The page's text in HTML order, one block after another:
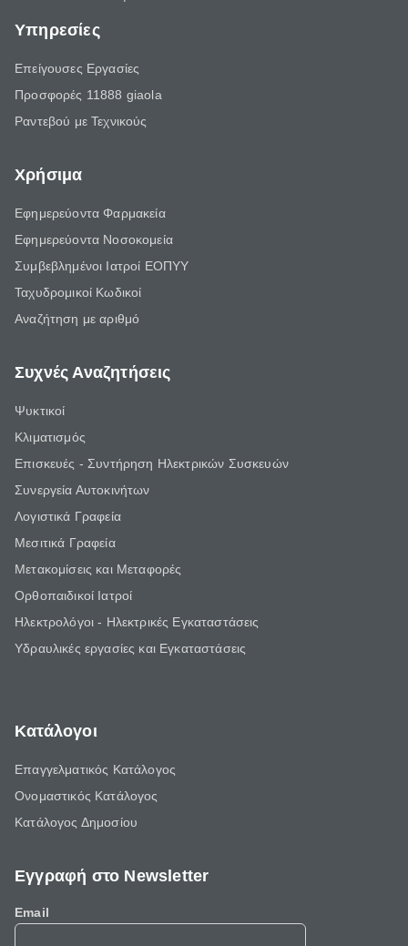
Υπηρεσίες
Επείγουσες Εργασίες
Προσφορές 11888 giaola
Ραντεβού με Τεχνικούς
Χρήσιμα
Εφημερεύοντα Φαρμακεία
Εφημερεύοντα Νοσοκομεία
Συμβεβλημένοι Ιατροί ΕΟΠΥΥ
Ταχυδρομικοί Κωδικοί
Αναζήτηση με αριθμό
Συχνές Αναζητήσεις
Ψυκτικοί
Κλιματισμός
Επισκευές - Συντήρηση Ηλεκτρικών Συσκευών
Συνεργεία Αυτοκινήτων
Λογιστικά Γραφεία
Μεσιτικά Γραφεία
Μετακομίσεις και Μεταφορές
Ορθοπαιδικοί Ιατροί
Ηλεκτρολόγοι - Ηλεκτρικές Εγκαταστάσεις
Υδραυλικές εργασίες και Εγκαταστάσεις
Κατάλογοι
Επαγγελματικός Κατάλογος
Ονομαστικός Κατάλογος
Κατάλογος Δημοσίου
Εγγραφή στο Newsletter
Email